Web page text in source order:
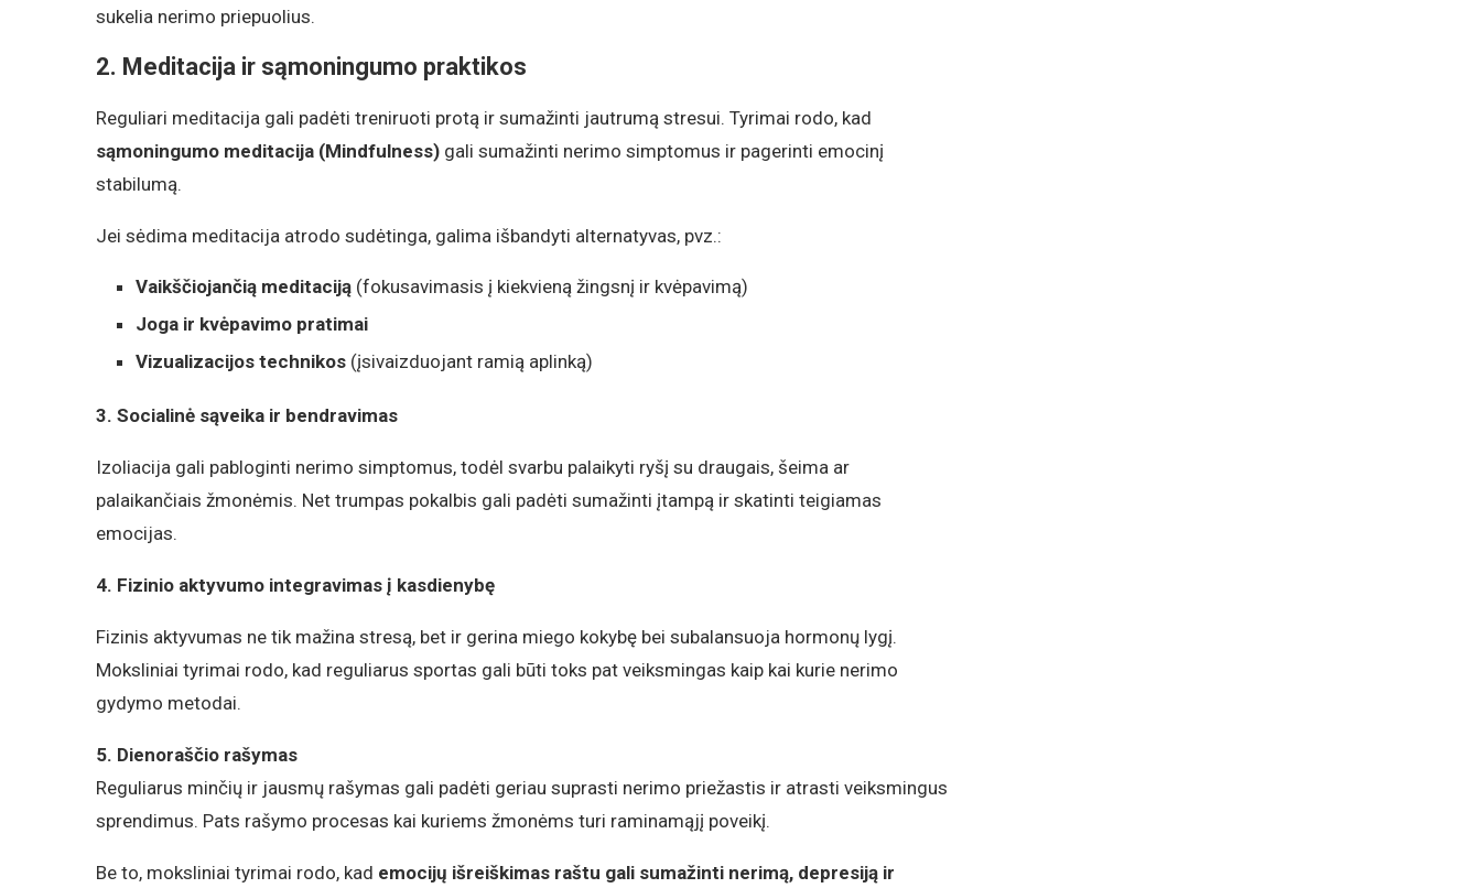
sukelia nerimo priepuolius.
2. Meditacija ir sąmoningumo praktikos
Reguliari meditacija gali padėti treniruoti protą ir sumažinti jautrumą stresui. Tyrimai rodo, kad
sąmoningumo meditacija (Mindfulness) gali sumažinti nerimo simptomus ir pagerinti emocinį
stabilumą.
Jei sėdima meditacija atrodo sudėtinga, galima išbandyti alternatyvas, pvz.:
Vaikščiojančią meditaciją (fokusavimasis į kiekvieną žingsnį ir kvėpavimą)
Joga ir kvėpavimo pratimai
Vizualizacijos technikos (įsivaizduojant ramią aplinką)
3. Socialinė sąveika ir bendravimas
Izoliacija gali pabloginti nerimo simptomus, todėl svarbu palaikyti ryšį su draugais, šeima ar
palaikančiais žmonėmis. Net trumpas pokalbis gali padėti sumažinti įtampą ir skatinti teigiamas
emocijas.
4. Fizinio aktyvumo integravimas į kasdienybę
Fizinis aktyvumas ne tik mažina stresą, bet ir gerina miego kokybę bei subalansuoja hormonų lygį.
Moksliniai tyrimai rodo, kad reguliarus sportas gali būti toks pat veiksmingas kaip kai kurie nerimo
gydymo metodai.
5. Dienoraščio rašymas
Reguliarus minčių ir jausmų rašymas gali padėti geriau suprasti nerimo priežastis ir atrasti veiksmingus
sprendimus. Pats rašymo procesas kai kuriems žmonėms turi raminamąjį poveikį.
Be to, moksliniai tyrimai rodo, kad emocijų išreiškimas raštu gali sumažinti nerimą, depresiją ir